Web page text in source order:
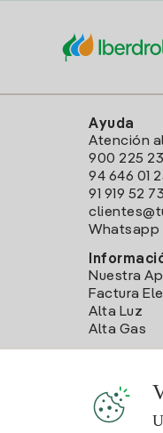
Ayuda
Atención
900 225
94 646 01
91 919 52 73
Whatsapp
Nuestra
Factura
Alta Luz
Alta Gas